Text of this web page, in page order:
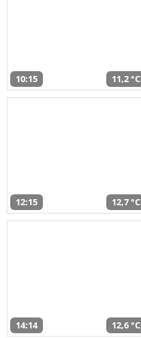
10:15 11,2 °C
12:15 12,7 °C
14:14 12,6 °C